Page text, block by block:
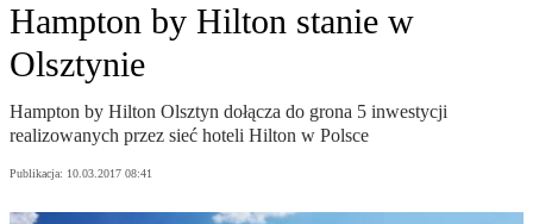
Hampton by Hilton stanie w
Olsztynie
Hampton by Hilton Olsztyn dołącza do grona 5 inwestycji
realizowanych przez sieć hoteli Hilton w Polsce
Publikacja: 10.03.2017 08:41